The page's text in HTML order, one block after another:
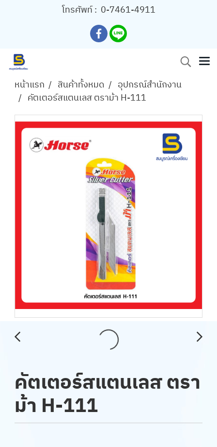
โทรศัพท์ : 0-7461-4911
หน้าแรก สินค้าทั้งหมด
อุปกรณ์สำนักงาน
คัตเตอร์สแตนเลส ตราม้า H-111
คัตเตอร์สแตนเลส ตรา
ม้า H-111